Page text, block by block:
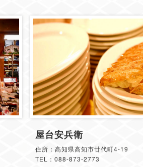
屋台安兵衛
住所：高知県高知市廿代町4-19
TEL：088-873-2773